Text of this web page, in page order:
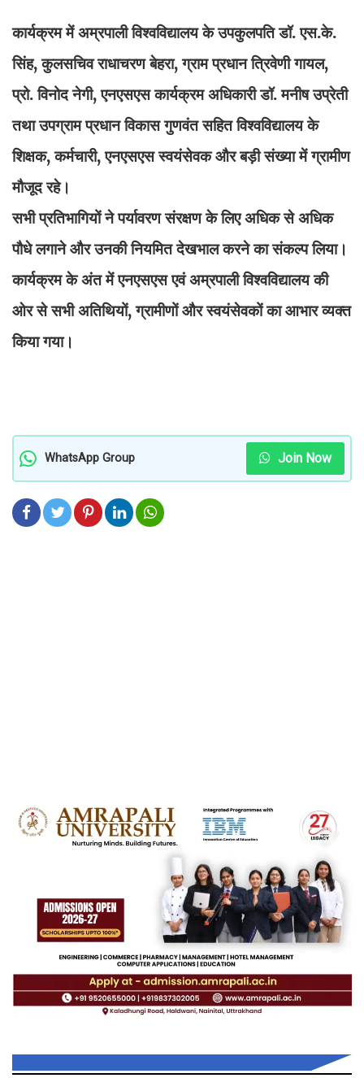
कार्यक्रम में अम्रपाली विश्वविद्यालय के उपकुलपति डॉ. एस.के.
सिंह, कुलसचिव राधाचरण बेहरा, ग्राम प्रधान त्रिवेणी गायल,
प्रो. विनोद नेगी, एनएसएस कार्यक्रम अधिकारी डॉ. मनीष उप्रेती
तथा उपग्राम प्रधान विकास गुणवंत सहित विश्वविद्यालय के
शिक्षक, कर्मचारी, एनएसएस स्वयंसेवक और बड़ी संख्या में ग्रामीण
मौजूद रहे।
सभी प्रतिभागियों ने पर्यावरण संरक्षण के लिए अधिक से अधिक
पौधे लगाने और उनकी नियमित देखभाल करने का संकल्प लिया।
कार्यक्रम के अंत में एनएसएस एवं अम्रपाली विश्वविद्यालय की
ओर से सभी अतिथियों, ग्रामीणों और स्वयंसेवकों का आभार व्यक्त
किया गया।
WhatsApp Group Join Now